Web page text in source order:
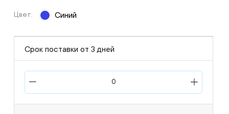
Цвет: Синий
Срок поставки от 3 дней